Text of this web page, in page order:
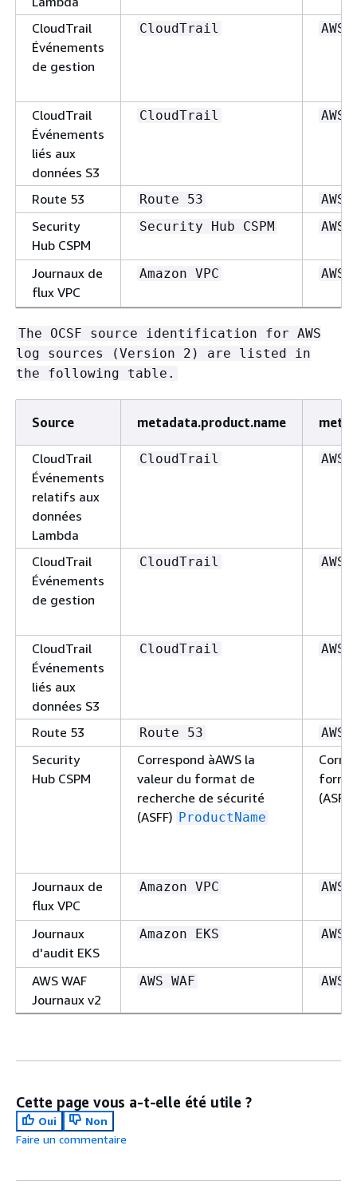
CloudTrail
Événements
de gestion
CloudTrail AWS
CloudTrail
Événements
liés aux
données S3
CloudTrail AWS
Route 53 Route 53 AWS
Security
Hub CSPM
Security Hub CSPM AWS
Journaux de
flux VPC
Amazon VPC AWS
The OCSF source identification for AWS
log sources (Version 2) are listed in
the following table.
Source metadata.product.name
CloudTrail
Événements
relatifs aux
données
Lambda
CloudTrail AWS
CloudTrail
Événements
de gestion
CloudTrail AWS
CloudTrail
Événements
liés aux
données S3
CloudTrail AWS
Route 53 Route 53 AWS
Security
Hub CSPM
Correspond àAWS la
valeur du format de
recherche de sécurité
(ASFF) ProductName
(ASFF)
Journaux de
flux VPC
Amazon VPC AWS
Journaux
d'audit EKS
Amazon EKS AWS
AWS WAF
Journaux v2
AWS WAF AWS
Cette page vous a-t-elle été utile ?
Oui
Non
Faire un commentaire